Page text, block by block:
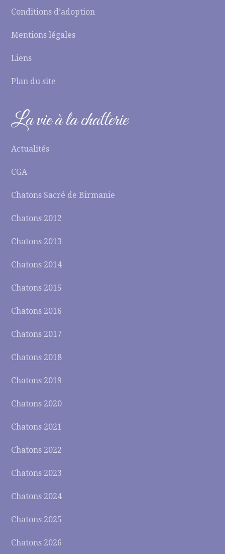
Conditions d’adoption
Mentions légales
Liens
Plan du site
La vie à la chatterie
Actualités
CGA
Chatons Sacré de Birmanie
Chatons 2012
Chatons 2013
Chatons 2014
Chatons 2015
Chatons 2016
Chatons 2017
Chatons 2018
Chatons 2019
Chatons 2020
Chatons 2021
Chatons 2022
Chatons 2023
Chatons 2024
Chatons 2025
Chatons 2026